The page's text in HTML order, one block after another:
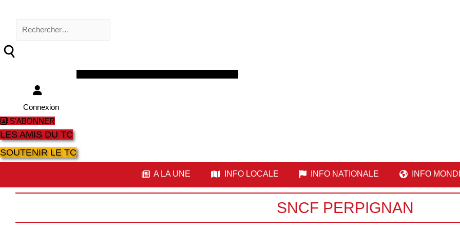
Rechercher :
Connexion
S'ABONNER
LES AMIS DU TC
SOUTENIR LE TC
A LA UNE INFO LOCALE INFO NATIONALE INFO
SNCF PERPIGNAN